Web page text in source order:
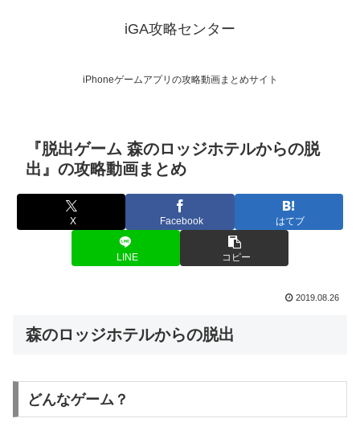
iGA攻略センター
iPhoneゲームアプリの攻略動画まとめサイト
『脱出ゲーム 森のロッジホテルからの脱
出』の攻略動画まとめ
X Facebook はてブ
LINE コピー
2019.08.26
森のロッジホテルからの脱出
どんなゲーム？